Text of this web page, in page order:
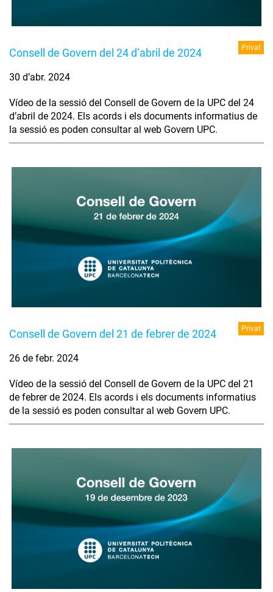
Consell de Govern del 24 d’abril de 2024 Privat
30 d’abr. 2024
Vídeo de la sessió del Consell de Govern de la UPC del 24
d’abril de 2024. Els acords i els documents informatius de
la sessió es poden consultar al web Govern UPC.
Consell de Govern del 21 de febrer de 2024 Privat
26 de febr. 2024
Vídeo de la sessió del Consell de Govern de la UPC del 21
de febrer de 2024. Els acords i els documents informatius
de la sessió es poden consultar al web Govern UPC.